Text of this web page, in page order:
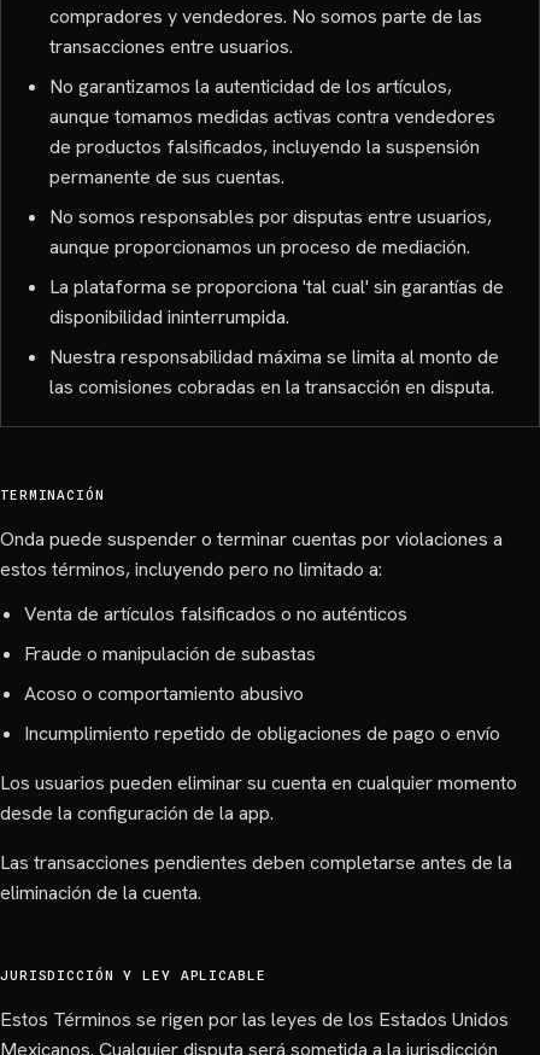
compradores y vendedores. No somos parte de las
transacciones entre usuarios.
No garantizamos la autenticidad de los artículos,
aunque tomamos medidas activas contra vendedores
de productos falsificados, incluyendo la suspensión
permanente de sus cuentas.
No somos responsables por disputas entre usuarios,
aunque proporcionamos un proceso de mediación.
La plataforma se proporciona 'tal cual' sin garantías de
disponibilidad ininterrumpida.
Nuestra responsabilidad máxima se limita al monto de
las comisiones cobradas en la transacción en disputa.
TERMINACIÓN
Onda puede suspender o terminar cuentas por violaciones a
estos términos, incluyendo pero no limitado a:
Venta de artículos falsificados o no auténticos
Fraude o manipulación de subastas
Acoso o comportamiento abusivo
Incumplimiento repetido de obligaciones de pago o envío
Los usuarios pueden eliminar su cuenta en cualquier momento
desde la configuración de la app.
Las transacciones pendientes deben completarse antes de la
eliminación de la cuenta.
JURISDICCIÓN Y LEY APLICABLE
Estos Términos se rigen por las leyes de los Estados Unidos
Mexicanos. Cualquier disputa será sometida a la jurisdicción